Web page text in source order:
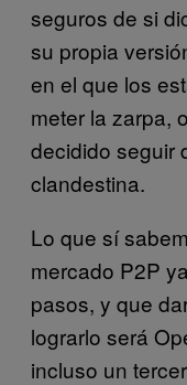
seguros de si
su propia
en el que los
meter la zarpa,
decidido seguir
clandestina.
Lo que sí
mercado P2P
pasos, y que
lograrlo será
incluso un